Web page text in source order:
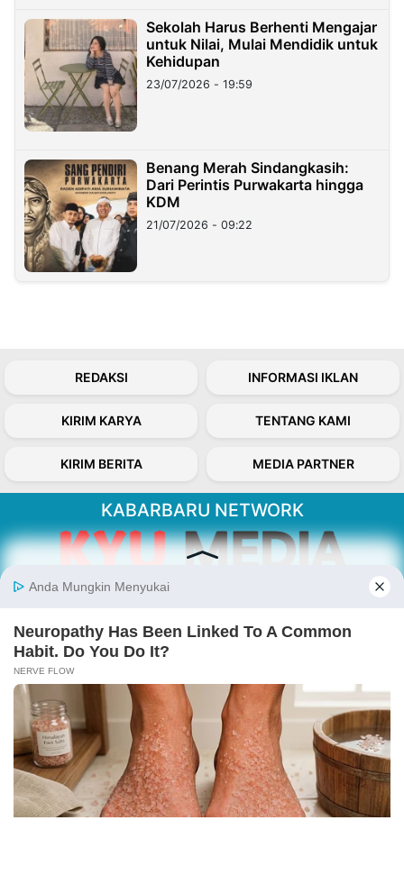
Sekolah Harus Berhenti Mengajar
untuk Nilai, Mulai Mendidik untuk
Kehidupan
23/07/2026 - 19:59
Benang Merah Sindangkasih:
Dari Perintis Purwakarta hingga
KDM
21/07/2026 - 09:22
REDAKSI INFORMASI IKLAN
KIRIM KARYA TENTANG KAMI
KIRIM BERITA MEDIA PARTNER
KABARBARU NETWORK
Kabarbaru.co menyajikan berita aktual dan
Follow Kabarbaru